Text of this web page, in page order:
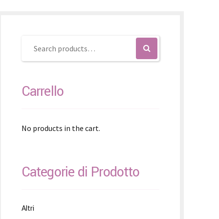
Carrello
No products in the cart.
Categorie di Prodotto
Altri